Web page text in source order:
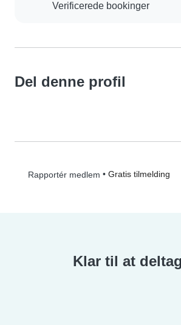
Verificerede bookinger
Del denne profil
Rapportér medlem • Gratis tilmelding
Klar til at